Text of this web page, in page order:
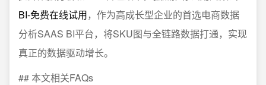
BI-免费在线试用，作为高成长型企业的首选电商数据
分析SAAS BI平台，将SKU图与全链路数据打通，实现
真正的数据驱动增长。
## 本文相关FAQs